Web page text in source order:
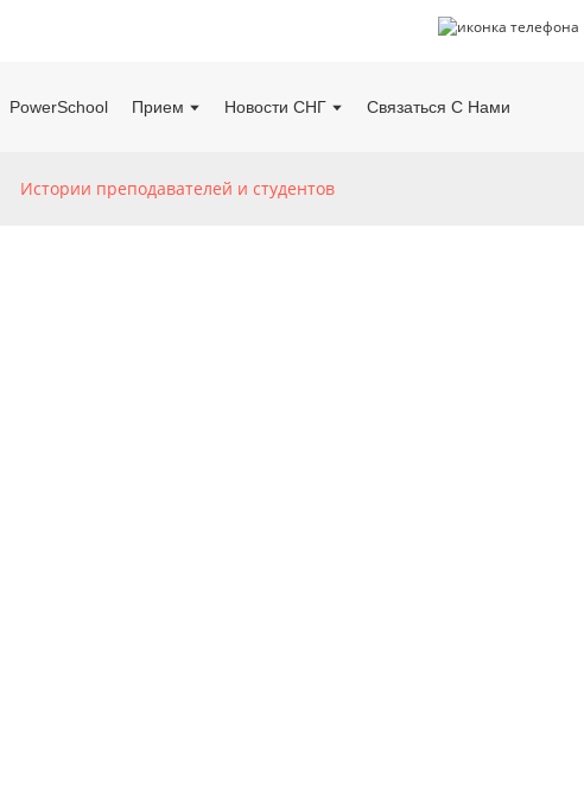
PowerSchool Прием Новости СНГ Связаться С Нами
Истории преподавателей и студентов